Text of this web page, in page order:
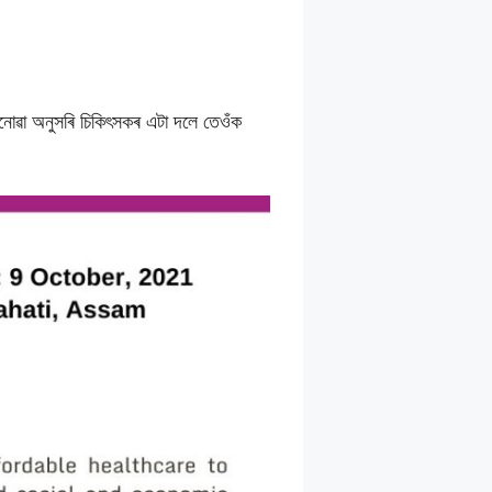
অনুসৰি চিকিৎসকৰ এটা দলে তেওঁক